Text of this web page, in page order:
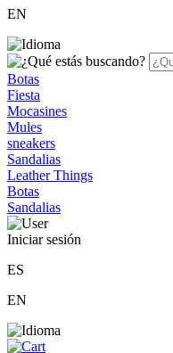
EN
Botas
Fiesta
Mocasines
Mules
sneakers
Sandalias
Leather Things
Botas
Sandalias
Iniciar sesión
ES
EN